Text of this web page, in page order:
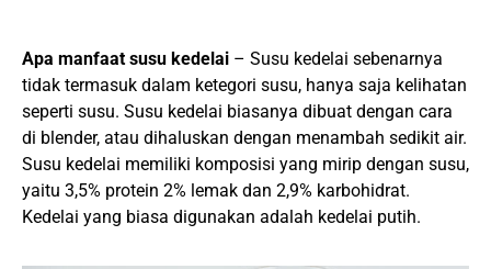
Apa manfaat susu kedelai – Susu kedelai sebenarnya
tidak termasuk dalam ketegori susu, hanya saja kelihatan
seperti susu. Susu kedelai biasanya dibuat dengan cara
di blender, atau dihaluskan dengan menambah sedikit air.
Susu kedelai memiliki komposisi yang mirip dengan susu,
yaitu 3,5% protein 2% lemak dan 2,9% karbohidrat.
Kedelai yang biasa digunakan adalah kedelai putih.